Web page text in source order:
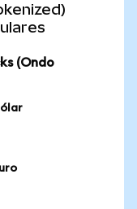
(Ondo